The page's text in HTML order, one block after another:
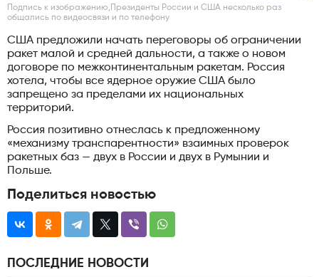
Подпись к изображению,Президенты России и США несколько раз
общались по видеосвязи и по телефону
США предложили начать переговоры об ограничении
ракет малой и средней дальности, а также о новом
договоре по межконтинентальным ракетам. Россия
хотела, чтобы все ядерное оружие США было
запрещено за пределами их национальных
территорий.
Россия позитивно отнеслась к предложенному
«механизму транспарентности» взаимных проверок
ракетных баз — двух в России и двух в Румынии и
Польше.
Поделиться новостью
ПОСЛЕДНИЕ НОВОСТИ